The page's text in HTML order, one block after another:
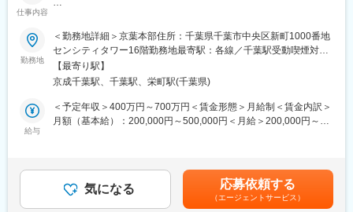
業の進捗状況については営業担当者と連携し、納期に間に合うよ
■組織について：
全体で37名が在籍しています。
プロジェクトは複数あり、規模は各プロジェクトで異なります。
時期によっても人員数は異なりますが、おおよそ繁忙期：40名程
■当社の特徴：
当社は、キヤノンマーケティングジャパングループのBPOサービ
仕事内容
お客様の財産を総合的に分析し、「こうすればもっと良くなる」
と、資産運用の効果（収益）を最大化するお手伝いをしていま
す。
財産の分析では、不動産や保険の分析も行いますので、不動産や
保険業界などのご経験も活かせます。
【チームでのご提案】お客様は不動産事業や農業を営まれている
個人地主さんが約7割、企業オーナー様が約3割。財産承継・事業
＜具体的には…＞
・財産評価（不動産・有価証券・保険など）
勤務地
＜勤務地詳細＞京葉本部住所：千葉県千葉市中央区新町1000番地
センシティタワー16階勤務地最寄駅：各線／千葉駅受動喫煙対
策：屋内全面禁煙変更の範囲：会社の定める事業所
【最寄り駅】
京成千葉駅、千葉駅、栄町駅(千葉県)
給与
＜予定年収＞400万円～700万円＜賃金形態＞月給制＜賃金内訳＞
月額（基本給）：200,000円～500,000円＜月給＞200,000円～
位、個人、チームと様々な角度から決定します。■昇給：あり■賞
与：年2回賃金はあくまでも目安の金額であり、選考を通じて上下
する可能性があります。月給(月額)は固定手当を含めた表記です。
気になる 応募依頼する
（エージェントサービス）